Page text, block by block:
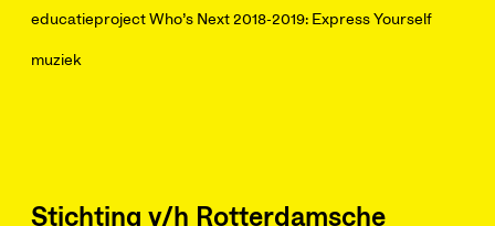
educatieproject Who’s Next 2018-2019: Express Yourself
muziek
Stichting v/h Rotterdamsche